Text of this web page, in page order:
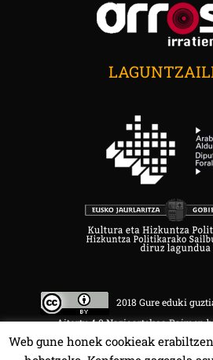
2018 Gure eduki
Aitortu 4.0 Nazioartekoa Baimen
Web gune honek cookieak